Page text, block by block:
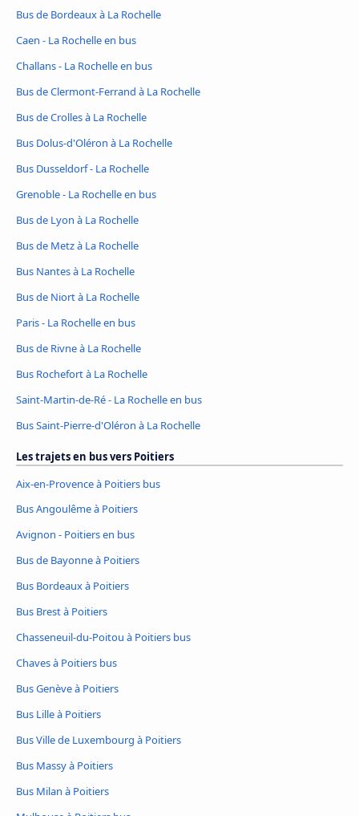
Bus de Bordeaux à La Rochelle
Caen - La Rochelle en bus
Challans - La Rochelle en bus
Bus de Clermont-Ferrand à La Rochelle
Bus de Crolles à La Rochelle
Bus Dolus-d'Oléron à La Rochelle
Bus Dusseldorf - La Rochelle
Grenoble - La Rochelle en bus
Bus de Lyon à La Rochelle
Bus de Metz à La Rochelle
Bus Nantes à La Rochelle
Bus de Niort à La Rochelle
Paris - La Rochelle en bus
Bus de Rivne à La Rochelle
Bus Rochefort à La Rochelle
Saint-Martin-de-Ré - La Rochelle en bus
Bus Saint-Pierre-d'Oléron à La Rochelle
Les trajets en bus vers Poitiers
Aix-en-Provence à Poitiers bus
Bus Angoulême à Poitiers
Avignon - Poitiers en bus
Bus de Bayonne à Poitiers
Bus Bordeaux à Poitiers
Bus Brest à Poitiers
Chasseneuil-du-Poitou à Poitiers bus
Chaves à Poitiers bus
Bus Genève à Poitiers
Bus Lille à Poitiers
Bus Ville de Luxembourg à Poitiers
Bus Massy à Poitiers
Bus Milan à Poitiers